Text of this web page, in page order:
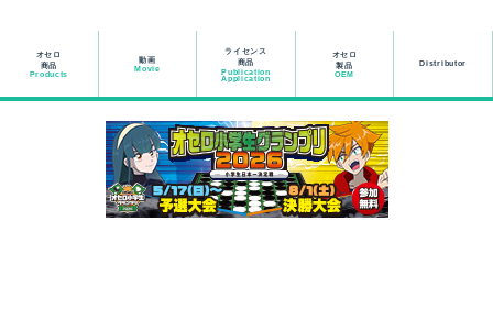
オセロ
商品
Products
動画
Movie
ライセンス
商品
Publication
Application
オセロ
製品
OEM
Distributor